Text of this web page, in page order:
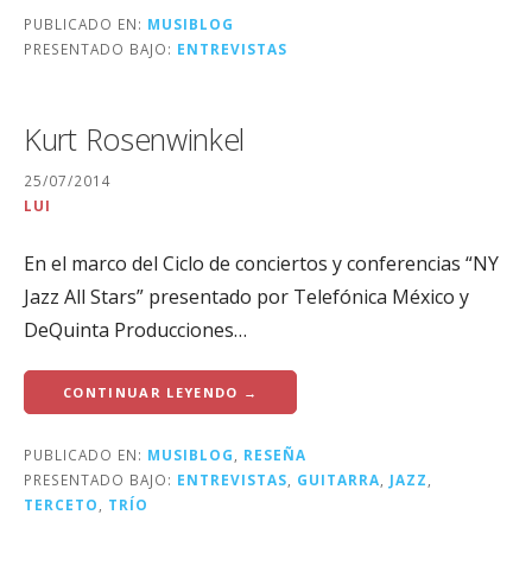
PUBLICADO EN: MUSIBLOG
PRESENTADO BAJO: ENTREVISTAS
Kurt Rosenwinkel
25/07/2014
LUI
En el marco del Ciclo de conciertos y conferencias “NY
Jazz All Stars” presentado por Telefónica México y
DeQuinta Producciones…
CONTINUAR LEYENDO →
PUBLICADO EN: MUSIBLOG
RESEÑA
PRESENTADO BAJO: ENTREVISTAS GUITARRA JAZZ
TERCETO
TRÍO